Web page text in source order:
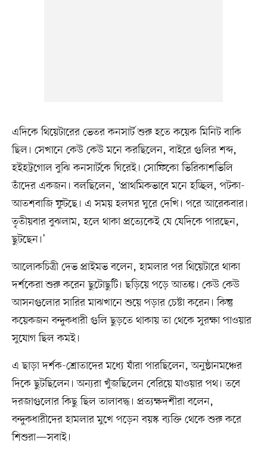
এদিকে থিয়েটারের ভেতর কনসার্ট শুরু হতে কয়েক মিনিট বাকি
ছিল। সেখানে কেউ কেউ মনে করছিলেন, বাইরে গুলির শব্দ,
হইহট্টগোল বুঝি কনসার্টকে ঘিরেই। সোফিকো ভিরিকাশভিলি
তাঁদের একজন। বলছিলেন, ‘প্রাথমিকভাবে মনে হচ্ছিল, পটকা-
আতশবাজি ফুটছে। এ সময় হলঘর ঘুরে দেখি। পরে আরেকবার।
তৃতীয়বার বুঝলাম, হলে থাকা প্রত্যেকেই যে যেদিকে পারছেন,
ছুটছেন।’
আলোকচিত্রী দেভ প্রাইমভ বলেন, হামলার পর থিয়েটারে থাকা
দর্শকেরা শুরু করেন ছুটোছুটি। ছড়িয়ে পড়ে আতঙ্ক। কেউ কেউ
আসনগুলোর সারির মাঝখানে শুয়ে পড়ার চেষ্টা করেন। কিন্তু
কয়েকজন বন্দুকধারী গুলি ছুড়তে থাকায় তা থেকে সুরক্ষা পাওয়ার
সুযোগ ছিল কমই।
এ ছাড়া দর্শক-শ্রোতাদের মধ্যে যাঁরা পারছিলেন, অনুষ্ঠানমঞ্চের
দিকে ছুটছিলেন। অন্যরা খুঁজছিলেন বেরিয়ে যাওয়ার পথ। তবে
দরজাগুলোর কিছু ছিল তালাবদ্ধ। প্রত্যক্ষদর্শীরা বলেন,
বন্দুকধারীদের হামলার মুখে পড়েন বয়স্ক ব্যক্তি থেকে শুরু করে
শিশুরা—সবাই।